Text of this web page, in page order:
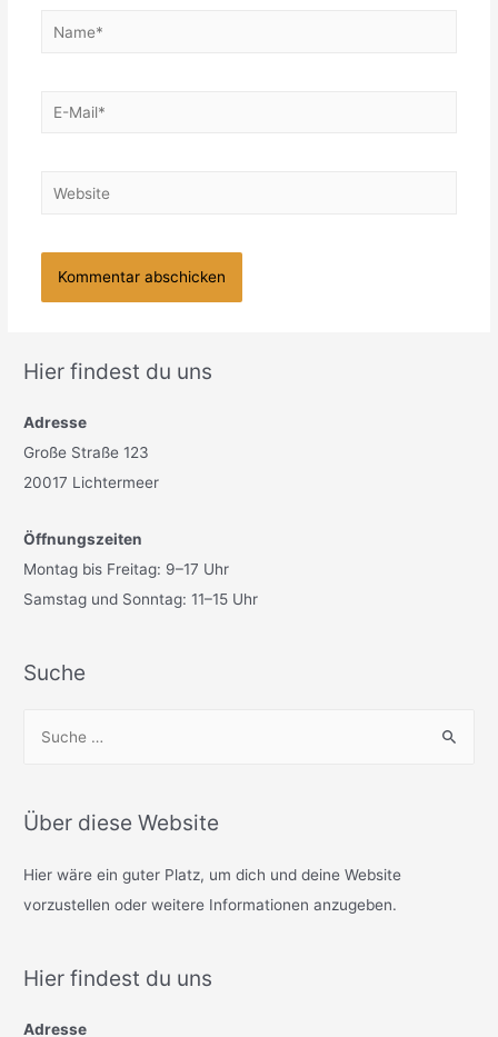
Name*
E-
Website
Hier findest du uns
Adresse
Große Straße 123
20017 Lichtermeer
Öffnungszeiten
Montag bis Freitag: 9–17 Uhr
Samstag und Sonntag: 11–15 Uhr
Suche
h
n
n
:
Über diese Website
Hier wäre ein guter Platz, um dich und deine Website
vorzustellen oder weitere Informationen anzugeben.
Hier findest du uns
Adresse